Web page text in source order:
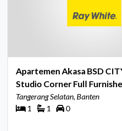
Apartemen Akasa BSD
Studio Corner Full
Tangsel
Tangerang Selatan, Banten
1
1 0